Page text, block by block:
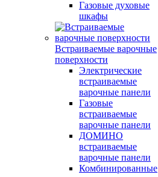
Газовые духовые
шкафы
Встраиваемые варочные
поверхности
Электрические
встраиваемые
варочные панели
Газовые
встраиваемые
варочные панели
ДОМИНО
встраиваемые
варочные панели
Комбинированные